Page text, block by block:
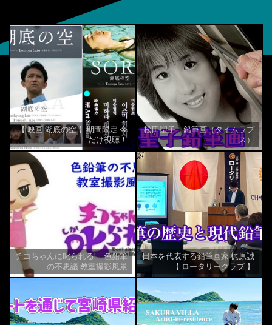
【 映画 湖底の空 】期間限定 今
だけ視聴！
松田聖子 鉛筆画（タイムラプ
ス）
チコちゃんに叱られる! 色鉛筆
の不思議 教室撮影風景
日本を代表する鉛筆画家 梶原誠
【 ロータリークラブ 】